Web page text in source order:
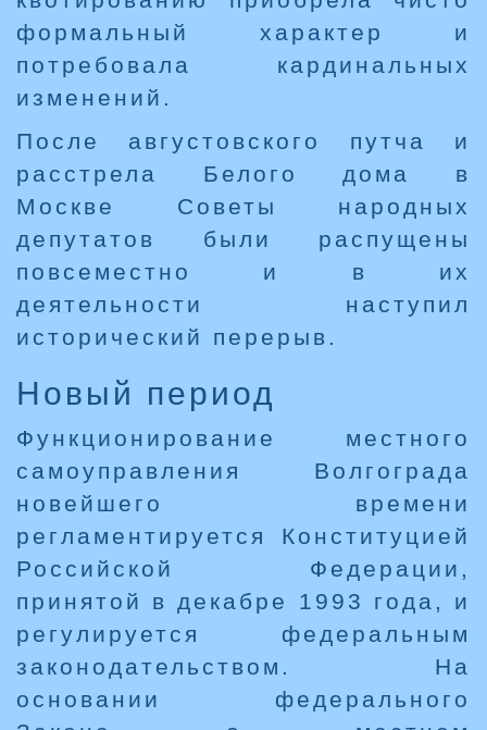
формальный характер и
потребовала кардинальных
изменений.
После августовского путча и
расстрела Белого дома в
Москве Советы народных
депутатов были распущены
повсеместно и в их
деятельности наступил
исторический перерыв.
Новый период
Функционирование местного
самоуправления Волгограда
новейшего времени
регламентируется Конституцией
Российской Федерации,
принятой в декабре 1993 года, и
регулируется федеральным
законодательством. На
основании федерального